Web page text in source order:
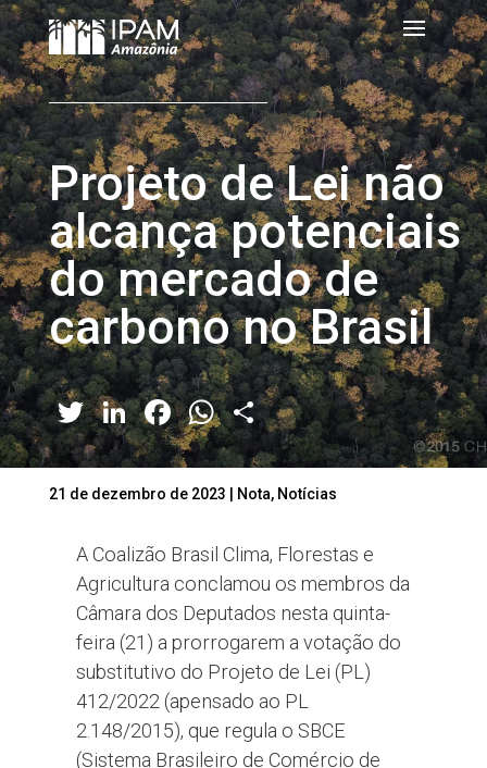
Projeto de Lei não
alcança potenciais
do mercado de
carbono no Brasil
Twitter
LinkedIn
Facebook
WhatsApp
Share
21 de dezembro de 2023 Nota, Notícias
A Coalizão Brasil Clima, Florestas e
Agricultura conclamou os membros da
Câmara dos Deputados nesta quinta-
feira (21) a prorrogarem a votação do
substitutivo do Projeto de Lei (PL)
412/2022 (apensado ao PL
2.148/2015), que regula o SBCE
(Sistema Brasileiro de Comércio de